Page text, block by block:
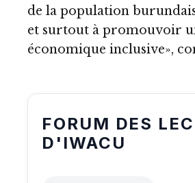
de la population
et surtout à promouvoir
économique inclusive»,
FORUM DES
D'IWACU